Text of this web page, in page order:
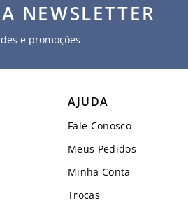
NEWSLETTER
e promoções
AJUDA
Fale Conosco
Meus Pedidos
Minha Conta
Trocas